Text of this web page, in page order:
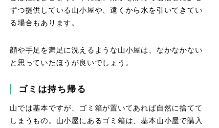
ずつ提供している山小屋や、遠くから水を引いてきてい
る場合もあります。
顔や手足を満足に洗えるような山小屋は、なかなかない
と思っていたほうが良いでしょう。
ゴミは持ち帰る
山では基本ですが、ゴミ箱が置いてあれば自然に捨てて
しまうもの。山小屋にあるゴミ箱は、基本山小屋で購入